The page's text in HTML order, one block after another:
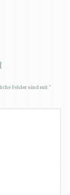
Felder sind mit*